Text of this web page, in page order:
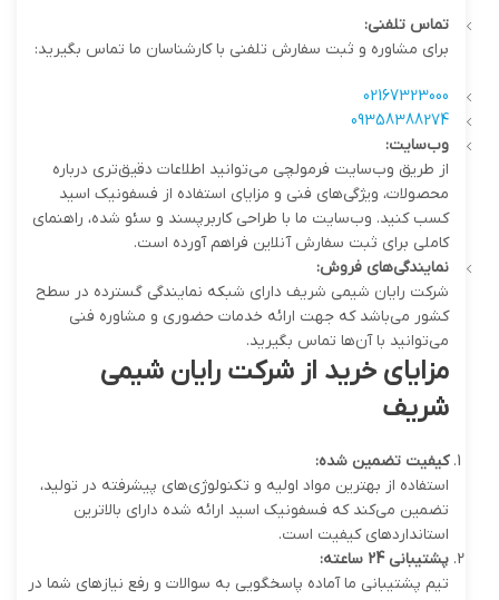
تماس تلفنی:
برای مشاوره و ثبت سفارش تلفنی با کارشناسان ما تماس بگیرید:
02167323000
09358388274
وب‌سایت:
از طریق وب‌سایت فرمولچی می‌توانید اطلاعات دقیق‌تری درباره
محصولات، ویژگی‌های فنی و مزایای استفاده از فسفونیک اسید
کسب کنید. وب‌سایت ما با طراحی کاربرپسند و سئو شده، راهنمای
کاملی برای ثبت سفارش آنلاین فراهم آورده است.
نمایندگی‌های فروش:
شرکت رایان شیمی شریف دارای شبکه نمایندگی گسترده در سطح
کشور می‌باشد که جهت ارائه خدمات حضوری و مشاوره فنی
می‌توانید با آن‌ها تماس بگیرید.
مزایای خرید از شرکت رایان شیمی
شریف
کیفیت تضمین شده:
استفاده از بهترین مواد اولیه و تکنولوژی‌های پیشرفته در تولید،
تضمین می‌کند که فسفونیک اسید ارائه شده دارای بالاترین
استانداردهای کیفیت است.
پشتیبانی 24 ساعته
:
تیم پشتیبانی ما آماده پاسخگویی به سوالات و رفع نیازهای شما در